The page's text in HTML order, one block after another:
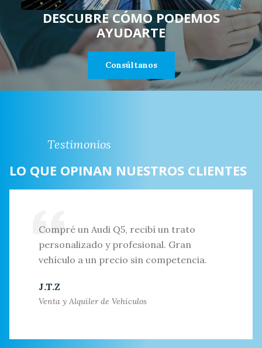
DESCUBRE CÓMO PODEMOS
AYUDARTE
Consúltanos
Testimonios
LO QUE OPINAN NUESTROS CLIENTES
Compré un Audi Q5, recibí un trato
personalizado y profesional. Gran
vehículo a un precio sin competencia.
J.T.Z
Venta y Alquiler de Vehículos